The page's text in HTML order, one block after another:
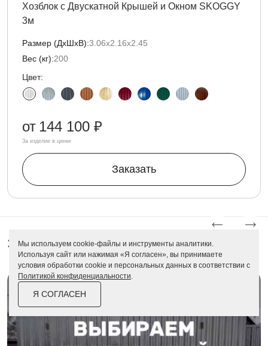
Хозблок с Двускатной Крышей и Окном SKOGGY
3м
Размер (ДxШxВ):3.06х2.16х2.45
Вес (кг):200
Цвет:
от 144 100 ₽
За изделие в цинке
Заказать
Это интересно
Мы используем cookie-файлы и инструменты аналитики.
Используя сайт или нажимая «Я согласен», вы принимаете
условия обработки cookie и персональных данных в соответствии с
Политикой конфиденциальности.
Я СОГЛАСЕН